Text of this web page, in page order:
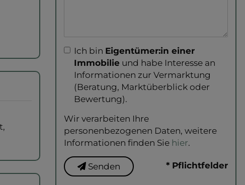
Ich bin Eigentümer:in einer
Immobilie und habe Interesse an
Informationen zur Vermarktung
(Beratung, Marktüberblick oder
Bewertung).
Wir verarbeiten Ihre
personenbezogenen Daten, weitere
Informationen finden Sie hier.
Senden * Pflichtfelder